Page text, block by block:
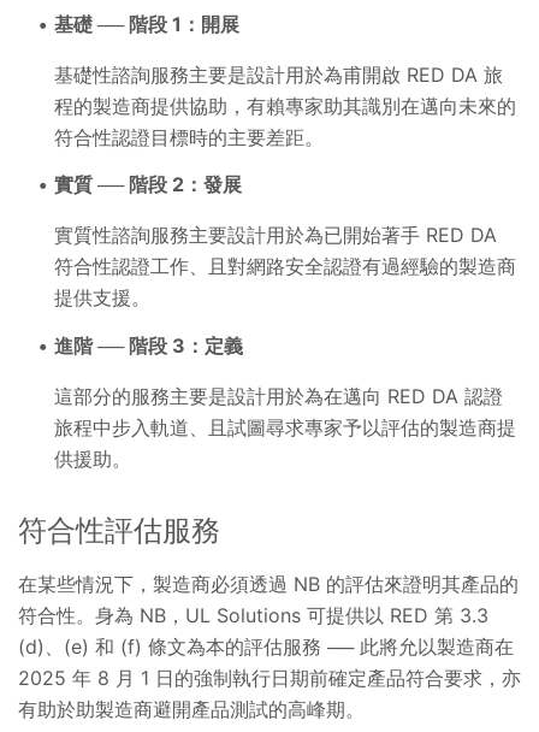
基礎 ── 階段 1：開展
基礎性諮詢服務主要是設計用於為甫開啟 RED DA 旅
程的製造商提供協助，有賴專家助其識別在邁向未來的
符合性認證目標時的主要差距。
實質 ── 階段 2：發展
實質性諮詢服務主要設計用於為已開始著手 RED DA
符合性認證工作、且對網路安全認證有過經驗的製造商
提供支援。
進階 ── 階段 3：定義
這部分的服務主要是設計用於為在邁向 RED DA 認證
旅程中步入軌道、且試圖尋求專家予以評估的製造商提
供援助。
符合性評估服務
在某些情況下，製造商必須透過 NB 的評估來證明其產品的
符合性。身為 NB，UL Solutions 可提供以 RED 第 3.3
(d)、(e) 和 (f) 條文為本的評估服務 ── 此將允以製造商在
2025 年 8 月 1 日的強制執行日期前確定產品符合要求，亦
有助於助製造商避開產品測試的高峰期。